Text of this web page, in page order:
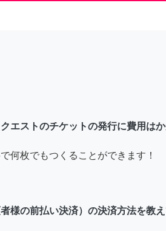
エストのチケットの発行に費用は
何枚でもつくることができます！
様の前払い決済）の決済方法を教